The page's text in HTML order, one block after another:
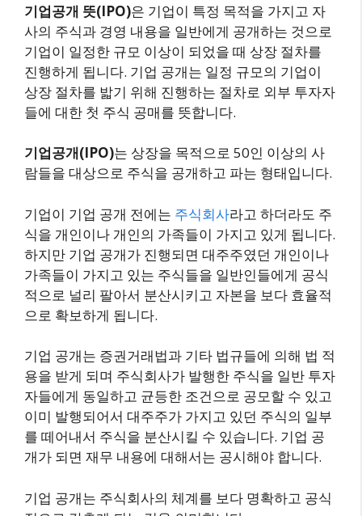
기업공개 뜻(IPO)은 기업이 특정 목적을 가지고 자
사의 주식과 경영 내용을 일반에게 공개하는 것으로
기업이 일정한 규모 이상이 되었을 때 상장 절차를
진행하게 됩니다. 기업 공개는 일정 규모의 기업이
상장 절차를 밟기 위해 진행하는 절차로 외부 투자자
들에 대한 첫 주식 공매를 뜻합니다.
기업공개(IPO)는 상장을 목적으로 50인 이상의 사
람들을 대상으로 주식을 공개하고 파는 형태입니다.
기업이 기업 공개 전에는 주식회사라고 하더라도 주
식을 개인이나 개인의 가족들이 가지고 있게 됩니다.
하지만 기업 공개가 진행되면 대주주였던 개인이나
가족들이 가지고 있는 주식들을 일반인들에게 공식
적으로 널리 팔아서 분산시키고 자본을 보다 효율적
으로 확보하게 됩니다.
기업 공개는 증권거래법과 기타 법규들에 의해 법 적
용을 받게 되며 주식회사가 발행한 주식을 일반 투자
자들에게 동일하고 균등한 조건으로 공모할 수 있고
이미 발행되어서 대주주가 가지고 있던 주식의 일부
를 떼어내서 주식을 분산시킬 수 있습니다. 기업 공
개가 되면 재무 내용에 대해서는 공시해야 합니다.
기업 공개는 주식회사의 체계를 보다 명확하고 공식